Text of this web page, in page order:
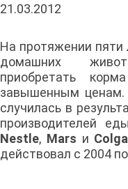
21.03.2012
На протяжении
домашних
приобретать
завышенным ценам.
случилась в
производителей
Nestle, Mars и
действовал с 2004